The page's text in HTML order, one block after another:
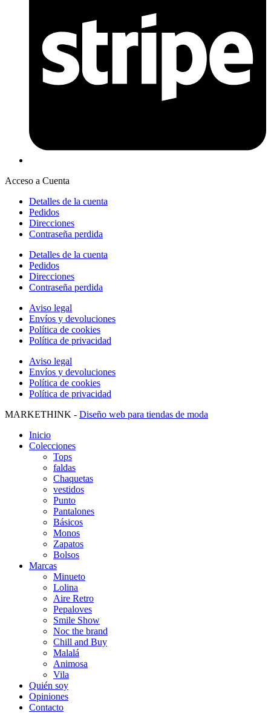
Acceso a Cuenta
Detalles de la cuenta
Pedidos
Direcciones
Contraseña perdida
Detalles de la cuenta
Pedidos
Direcciones
Contraseña perdida
Aviso legal
Envíos y devoluciones
Política de cookies
Política de privacidad
Aviso legal
Envíos y devoluciones
Política de cookies
Política de privacidad
MARKETHINK - Diseño web para tiendas de moda
Inicio
Colecciones
Tops
faldas
Chaquetas
vestidos
Punto
Pantalones
Básicos
Monos
Zapatos
Bolsos
Marcas
Minueto
Lolina
Aire Retro
Pepaloves
Smile Show
Noc the brand
Chill and Buy
Malalá
Animosa
Vila
Quién soy
Opiniones
Contacto